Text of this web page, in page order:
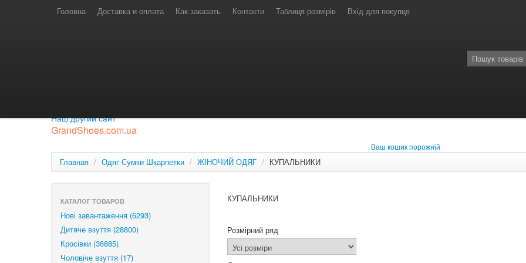
Головна Доставка и оплата Как заказать Контакти Таблиця розмірів Вхід для покупця
Лайф: (063) 527-76-88 МТС: (050) 967-41-33
Наш другий сайт
GrandShoes.com.ua
Ваш кошик порожній
Главная / Одяг Сумки Шкарпетки / ЖІНОЧИЙ ОДЯГ / КУПАЛЬНИКИ
КАТАЛОГ ТОВАРОВ
Нові завантаження (6293)
Дитяче взуття (28800)
Кросівки (36885)
Чоловіче взуття (17)
КУПАЛЬНИКИ
Розмірний ряд